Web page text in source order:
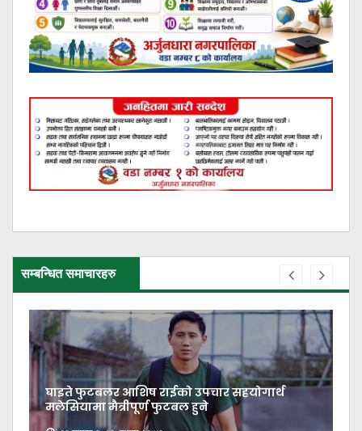
सम्बन्धित समाचारहरु
घाइते फुटबलर आशिष राईको उपचार सहयोगार्थ
मलेसियामा मैत्रीपूर्ण फुटबल हुने